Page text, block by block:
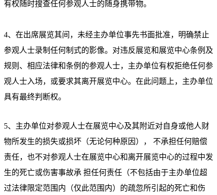
有权随时搜查任何参观人士的随身携带物。
4、在出席展览其间，未经主办单位事先书面批准，明确禁止
参观人士录制任何制式的影像。对违反展览和展览中心条例及
规则、相应法律和条例的参观人士，主办单位有权拒绝任何参
观人士入场，或要求其离开展览中心。在此问题上，主办单位
具有最终判断权。
5、主办单位对参观人士在展览中心及其附近对自身或他人财
物所发生的损失或损坏（无论何种原因）， 不承担任何赔偿
责任，也不对参观人士在展览中心和离开展览中心的过程中发
生的死亡或伤害事故承 担任何责任（不包括由于主办单位超
过法律限定范围内（仅此范围内）的疏忽所引起的死亡和伤